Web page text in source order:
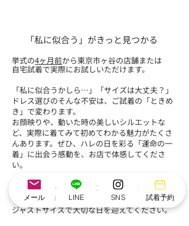
「私に似合う」がきっと見つかる
挙式の4ヶ月前から東京市ヶ谷の店舗または
自宅試着で実際にお試しいただけます。
「私に似合うかしら…」「サイズは大丈夫？」
ドレス選びのそんな不安は、ご試着の「ときめ
き」で変わります。
お顔映りや、動いた時の美しいシルエットな
ど、実際に着てみて初めてわかる魅力がたくさ
んあります。ぜひ、ハレの日を彩る「運命の一
着」に出会う感動を、お店で体感してくださ
い。
5号～25号迄のドレスをご用意。​着丈のお直し
も承っております。
ジャストサイズで大切な日を迎えてください。
メール LINE SNS 試着予約